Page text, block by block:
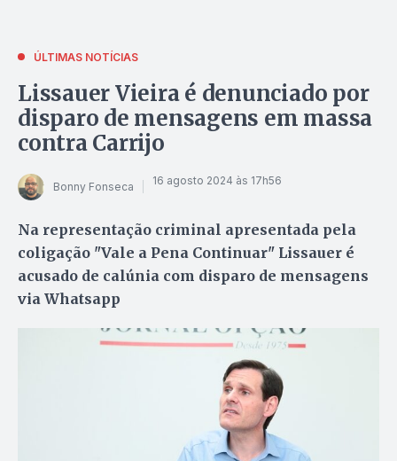
ÚLTIMAS NOTÍCIAS
Lissauer Vieira é denunciado por
disparo de mensagens em massa
contra Carrijo
Bonny Fonseca 16 agosto 2024 às 17h56
Na representação criminal apresentada pela
coligação "Vale a Pena Continuar" Lissauer é
acusado de calúnia com disparo de mensagens
via Whatsapp